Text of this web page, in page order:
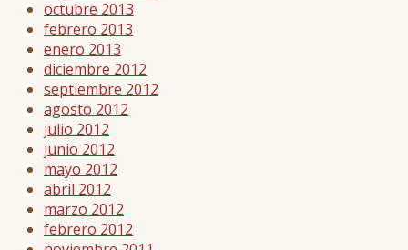
octubre 2013
febrero 2013
enero 2013
diciembre 2012
septiembre 2012
agosto 2012
julio 2012
junio 2012
mayo 2012
abril 2012
marzo 2012
febrero 2012